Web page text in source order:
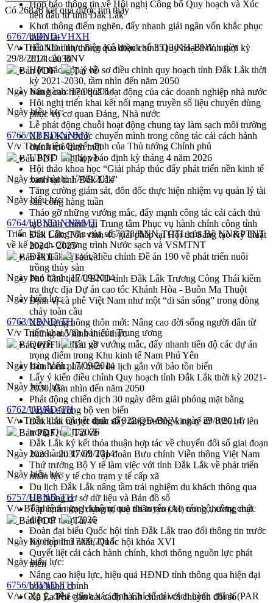
Họp báo thông tin về Hội nghị Công bố Quy hoạch và Xúc
tiến đầu tư tỉnh Đắk Lắk
Khơi thông điểm nghẽn, đẩy nhanh giải ngân vốn khắc phục
thiên tai
HĐND tỉnh thông qua điều chỉnh Quy hoạch tỉnh thời kỳ
2021-2030
Hội thảo góp ý hồ sơ điều chỉnh quy hoạch tỉnh Đắk Lắk thời
kỳ 2021-2030, tầm nhìn đến năm 2050
Nâng cao hiệu quả hoạt động của các doanh nghiệp nhà nước
Hội nghị triển khai kết nối mạng truyền số liệu chuyên dùng
phục vụ cơ quan Đảng, Nhà nước
Lễ phát động chuỗi hoạt động chung tay làm sạch môi trường
Xã Ea Kar bước chuyển mình trong công tác cải cách hành
chính mô hình mới
UBND tỉnh họp báo định kỳ tháng 4 năm 2026
Hội thảo khoa học “Giải pháp thúc đẩy phát triển nền kinh tế
xanh tại tỉnh Đắk Lắk”
Tăng cường giám sát, đôn đốc thực hiện nhiệm vụ quản lý tài
sản công hàng tuần
Tháo gỡ những vướng mắc, đẩy mạnh công tác cải cách thủ
tục hành chính tại Trung tâm Phục vụ hành chính công tỉnh
Đắk Lắk: Tôn vinh 46 giải pháp tại Hội thi Sáng tạo Kỹ thuật
2024 - 2025
Đắk Lắk rà soát, điều chỉnh Đề án 190 về phát triển nuôi
trồng thủy sản
Phó Chủ tịch UBND tỉnh Đắk Lắk Trương Công Thái kiểm
tra thực địa Dự án cao tốc Khánh Hòa - Buôn Ma Thuột
Định vị cà phê Việt Nam như một “di sản sống” trong dòng
chảy toàn cầu
Xây dựng nông thôn mới: Nâng cao đời sống người dân từ
những mô hình thiết thực
Quyết liệt tháo gỡ vướng mắc, đẩy nhanh tiến độ các dự án
trọng điểm trong Khu kinh tế Nam Phú Yên
Hòn Yến phát triển du lịch gắn với bảo tồn biển
Lấy ý kiến điều chỉnh Quy hoạch tỉnh Đắk Lắk thời kỳ 2021-
2030, tầm nhìn đến năm 2050
Phát động chiến dịch 30 ngày đêm giải phóng mặt bằng
Tuyến đường bộ ven biển
Đắk Lắk nỗ lực thúc đẩy tăng trưởng kinh tế từ 10% trở lên
trong Quý II/2026
Đắk Lắk ký kết thỏa thuận hợp tác về chuyển đổi số giai đoạn
2026 – 2030 với Tập đoàn Bưu chính Viễn thông Việt Nam
Thứ trưởng Bộ Y tế làm việc với tỉnh Đắk Lắk về phát triển
nhân lực y tế cho trạm y tế cấp xã
Du lịch Đắk Lắk nâng tầm trải nghiệm du khách thông qua
Hệ thống cơ sở dữ liệu và Bản đồ số
Tập huấn ứng dụng trí tuệ nhân tạo (AI) trong thương mại
điện tử năm 2026
Đoàn đại biểu Quốc hội tỉnh Đắk Lắk trao đổi thông tin trước
Kỳ họp thứ nhất, Quốc hội khóa XVI
Quyết liệt cải cách hành chính, khơi thông nguồn lực phát
triển
Nâng cao hiệu lực, hiệu quả HĐND tỉnh thông qua hiện đại
hóa hành chính
Xã Ea Phê gắn cải cách hành chính với chuyển đổi số
Có 26826kết quả được tìm thấy
6767/UBND-VHXH
V/v Triển khai thực hiện Kế hoạch số 3513/KH-BNV, ngày
29/8/2014 của BNV
Bản PDF
Tải về
Ngày ban hành:17/09/2014
Ngày hiệu lực:
6765/UBND-NNMT
V/v Thực hiện Quyết định của Thủ tướng Chính phủ
Bản PDF
Tải về
Ngày ban hành:17/09/2014
Ngày hiệu lực:
6764/UBND-NN&MT
Triển khai Công văn của số 7078/BNN-TCTL của Bộ NN&PTNT
về kế hoạch Chương trình Nước sạch và VSMTNT
Bản PDF
Tải về
Ngày ban hành:17/09/2014
Ngày hiệu lực:
6763/UBND-TH
V/v Triển khai Văn bản của Trung ương
Bản PDF
Tải về
Ngày ban hành:17/09/2014
Ngày hiệu lực:
6762/UBND-TH
V/v Triển khai Quyết định số 922/QĐ-BNV, ngày 29/8/2014
Bản PDF
Tải về
Ngày ban hành:17/09/2014
Ngày hiệu lực:
6757/UBND-TH
V/v Bổ nhiệm ngạch không qua thi tuyển cho cán bộ, công chức
Bản PDF
Tải về
Ngày ban hành:17/09/2014
Ngày hiệu lực:
6756/UBND-TH
V/v Góp ý, điều chỉnh xác định Chỉ số cải cách hành chính (PAR